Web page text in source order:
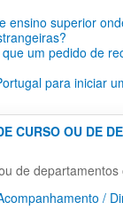
ensino superior
um pedido de
para iniciar
CURSO OU DE
de
/